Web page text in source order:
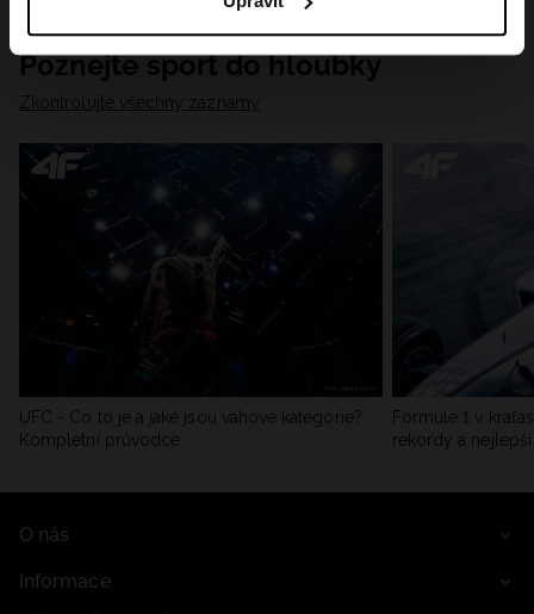
Poznejte sport do hloubky
Zkontrolujte všechny záznamy
UFC - Co to je a jaké jsou váhové kategorie?
Kompletní průvodce
Formule 1 v
rekordy a
O nás
Informace